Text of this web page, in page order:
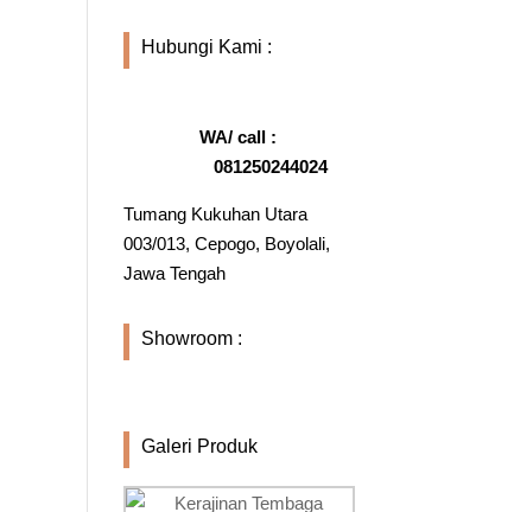
Hubungi Kami :
WA/ call :
081250244024
Tumang Kukuhan Utara
003/013, Cepogo, Boyolali,
Jawa Tengah
Showroom :
Galeri Produk